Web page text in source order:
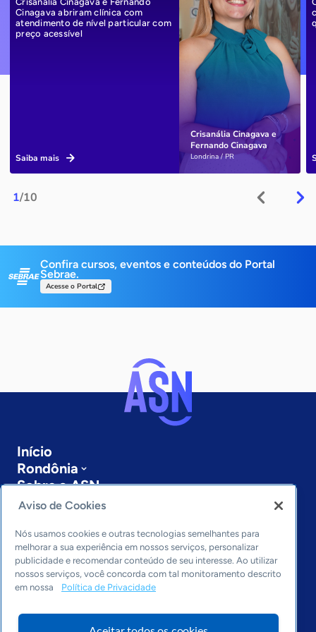
1/10
Crisanália Cinagava e
Fernando Cinagava
Londrina / PR
Cinagava abriram clínica com
atendimento de nível particular com
preço acessível
Saiba mais
Confira cursos, eventos e conteúdos do Portal
Sebrae.
Acesse o Portal
Início
Rondônia
Sobre a ASN
Últimas notícias
Editorias
Economia & Política
Inovação & Tecnologia
Dados
Aviso de Cookies
Nós usamos cookies e outras tecnologias semelhantes para
melhorar a sua experiência em nossos serviços, personalizar
publicidade e recomendar conteúdo de seu interesse. Ao utilizar
nossos serviços, você concorda com tal monitoramento descrito
em nossa
Política de Privacidade